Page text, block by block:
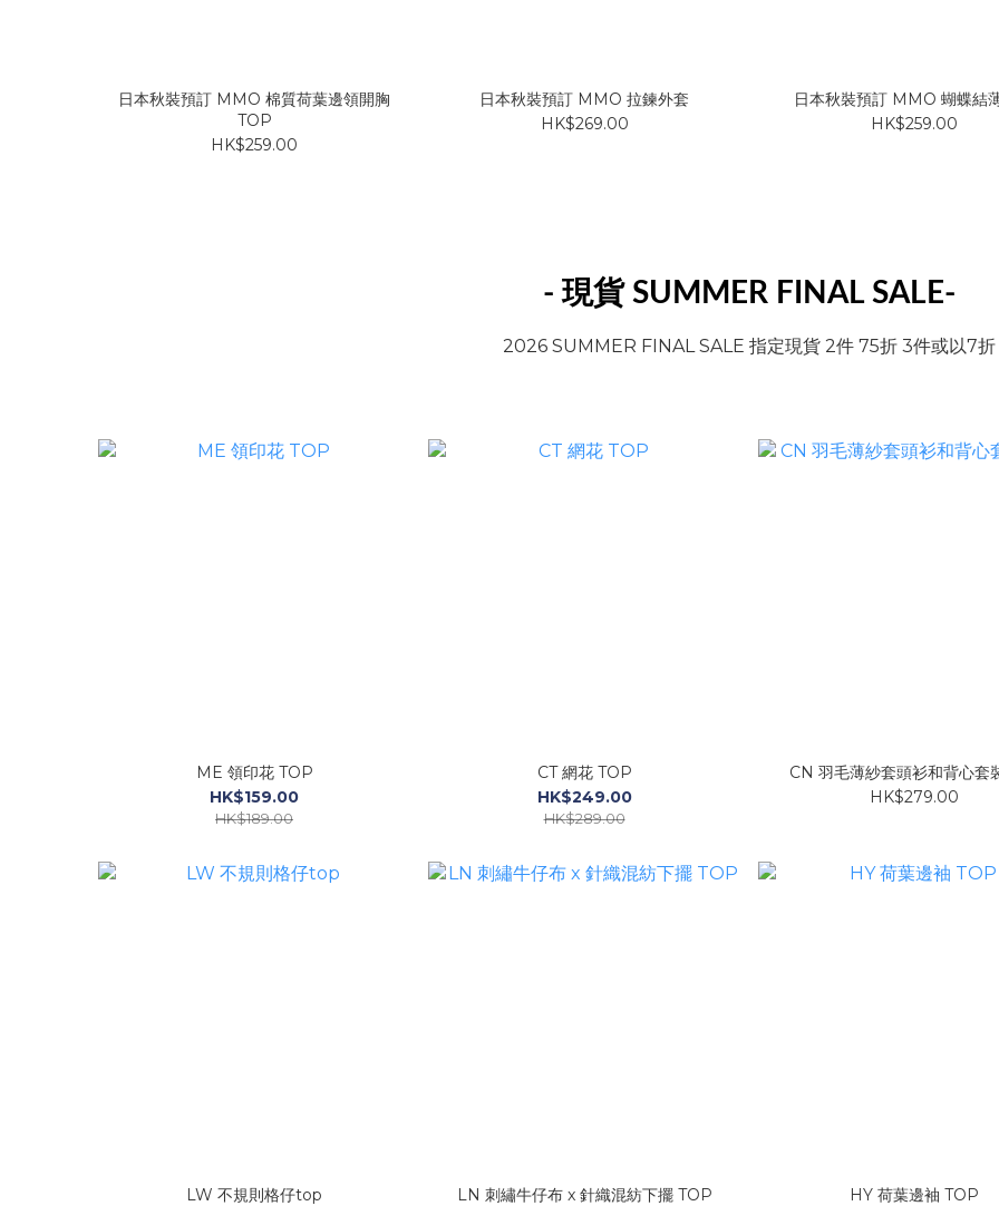
日本秋裝預訂 MMO 棉質荷葉邊領開胸
TOP
HK$259.00
日本秋裝預訂 MMO 拉鍊外套
HK$269.00
日本秋裝預訂 MMO 蝴蝶結
HK$259.00
- 現貨 SUMMER FINAL SALE-
2026 SUMMER FINAL SALE 指定現貨 2件 75折 3件或以7折
ME 領印花 TOP
HK$159.00
HK$189.00
CT 網花 TOP
HK$249.00
HK$289.00
CN 羽毛薄紗套頭衫和背心套
HK$279.00
LW 不規則格仔top
LN 刺繡牛仔布 x 針織混紡下擺 TOP
HY 荷葉邊袖 TOP